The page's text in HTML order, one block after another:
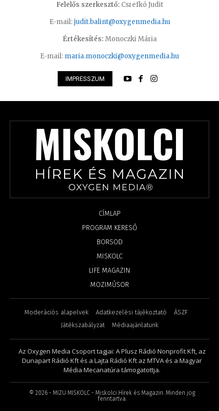
Felelős szerkesztő: Csrefkó Judit
E-mail:judit.balint@oxygenmedia.hu
Értékesítés: Monoczki Mária
E-mail: maria.monoczki@oxygenmedia.hu
IMPRESSZUM
CÍMLAP
PROGRAM KERESŐ
BORSOD
MISKOLC
LIFE MAGAZIN
MOZIMŰSOR
Moderációs alapelvek Adatkezelési tájékoztató
ÁSZF
Játékszabályzat
Médiaajánlatunk
Az Oxygen Media Csoport tagjai: A Plusz Rádió Nonprofit Kft, az
Dunapart Rádió Kft és a Lajta Rádió Kft az MTVA és a Magyar
Média Mecanatúra támogatottja.
© 2026- MIZU MISKOLC - Miskolci Hírek és Magazin. Minden jog
fenntartva.